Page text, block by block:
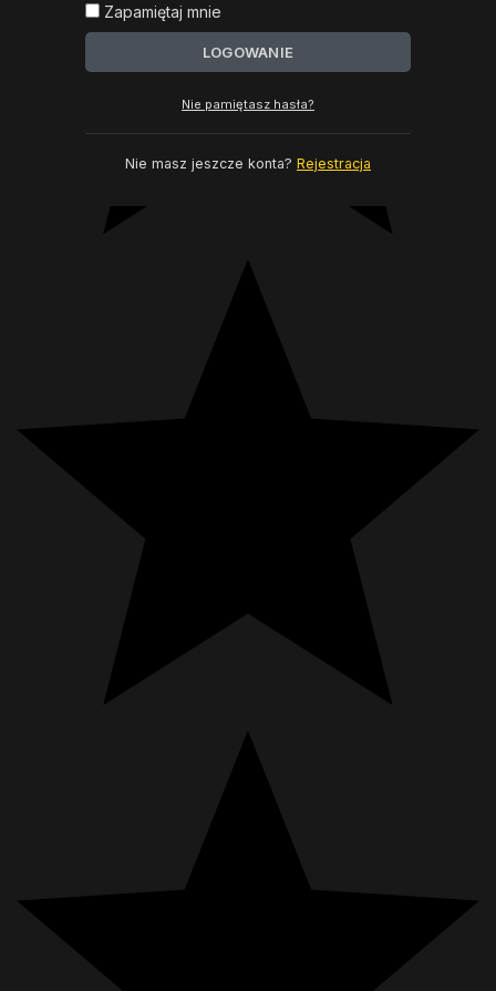
Zapamiętaj mnie
LOGOWANIE
Nie pamiętasz hasła?
Nie masz jeszcze konta? Rejestracja